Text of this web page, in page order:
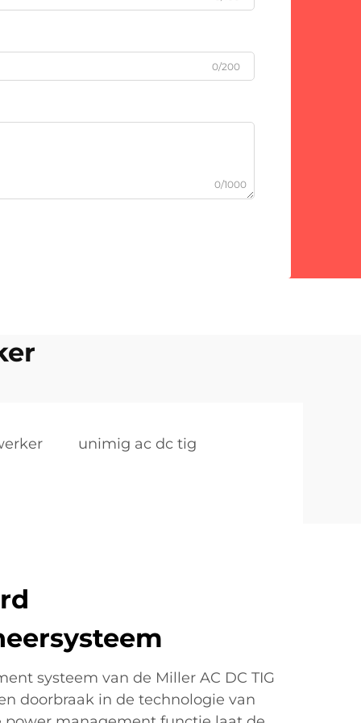
0/200
0/1000
unimig ac dc tig
systeem van de Miller AC DC TIG
doorbraak in de technologie van